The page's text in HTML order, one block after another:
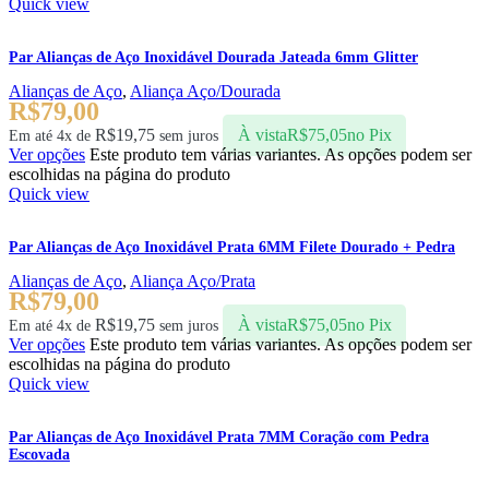
Quick view
Par Alianças de Aço Inoxidável Dourada Jateada 6mm Glitter
Alianças de Aço, Aliança Aço/Dourada
R$79,00
Em até 4x de R$19,75 sem juros À vistaR$75,05no Pix
Ver opções Este produto tem várias variantes. As opções podem ser
escolhidas na página do produto
Quick view
Par Alianças de Aço Inoxidável Prata 6MM Filete Dourado + Pedra
Alianças de Aço, Aliança Aço/Prata
R$79,00
Em até 4x de R$19,75 sem juros À vistaR$75,05no Pix
Ver opções Este produto tem várias variantes. As opções podem ser
escolhidas na página do produto
Quick view
Par Alianças de Aço Inoxidável Prata 7MM Coração com Pedra
Escovada